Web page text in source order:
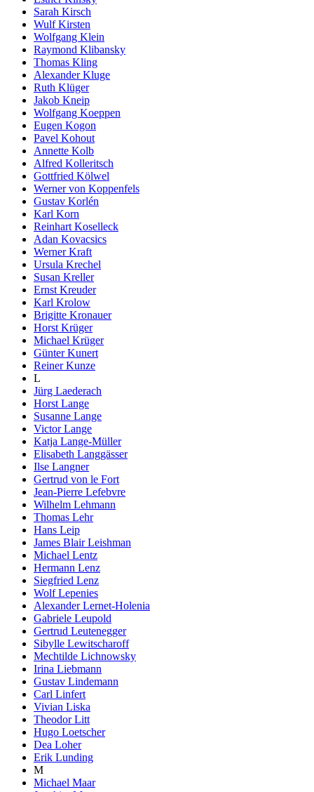
Sarah Kirsch
Wulf Kirsten
Wolfgang Klein
Raymond Klibansky
Thomas Kling
Alexander Kluge
Ruth Klüger
Jakob Kneip
Wolfgang Koeppen
Eugen Kogon
Pavel Kohout
Annette Kolb
Alfred Kolleritsch
Gottfried Kölwel
Werner von Koppenfels
Gustav Korlén
Karl Korn
Reinhart Koselleck
Adan Kovacsics
Werner Kraft
Ursula Krechel
Susan Kreller
Ernst Kreuder
Karl Krolow
Brigitte Kronauer
Horst Krüger
Michael Krüger
Günter Kunert
Reiner Kunze
L
Jürg Laederach
Horst Lange
Susanne Lange
Victor Lange
Katja Lange-Müller
Elisabeth Langgässer
Ilse Langner
Gertrud von le Fort
Jean-Pierre Lefebvre
Wilhelm Lehmann
Thomas Lehr
Hans Leip
James Blair Leishman
Michael Lentz
Hermann Lenz
Siegfried Lenz
Wolf Lepenies
Alexander Lernet-Holenia
Gabriele Leupold
Gertrud Leutenegger
Sibylle Lewitscharoff
Mechtilde Lichnowsky
Irina Liebmann
Gustav Lindemann
Carl Linfert
Vivian Liska
Theodor Litt
Hugo Loetscher
Dea Loher
Erik Lunding
M
Michael Maar